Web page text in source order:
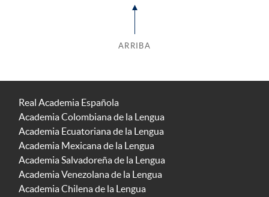
ARRIBA
Real Academia Española
Academia Colombiana de la Lengua
Academia Ecuatoriana de la Lengua
Academia Mexicana de la Lengua
Academia Salvadoreña de la Lengua
Academia Venezolana de la Lengua
Academia Chilena de la Lengua